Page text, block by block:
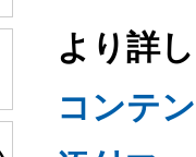
より詳
コンテ